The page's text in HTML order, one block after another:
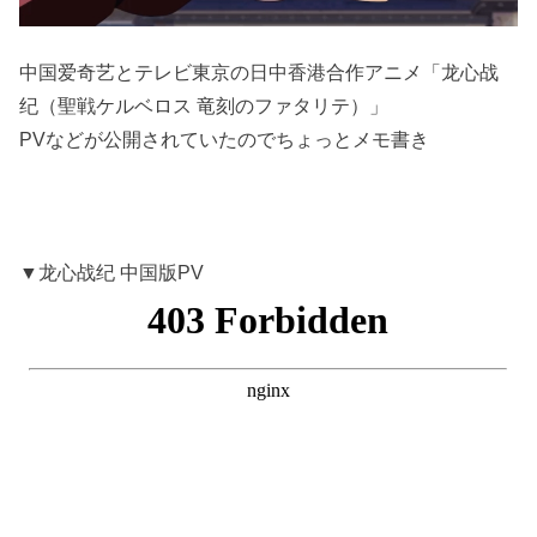
中国爱奇艺とテレビ東京の日中香港合作アニメ「龙心战
纪（聖戦ケルベロス 竜刻のファタリテ）」
PVなどが公開されていたのでちょっとメモ書き
▼龙心战纪 中国版PV